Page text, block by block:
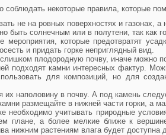
соблюдать некоторые правила, которые
не на ровных поверхностях и газонах,
быть солнечным или в полутени, так как
которые предотвратят
и придать горке неприглядный вид.
плодородную почву, иначе можно
подходят камни интересных фактур.
для композиций, но для
их наполовину в почву. А под камень
размещайте в нижней части горки, а
необходимо учитывать природные
плане, а более мелкие ближе к
нижним растениям влага будет доступна